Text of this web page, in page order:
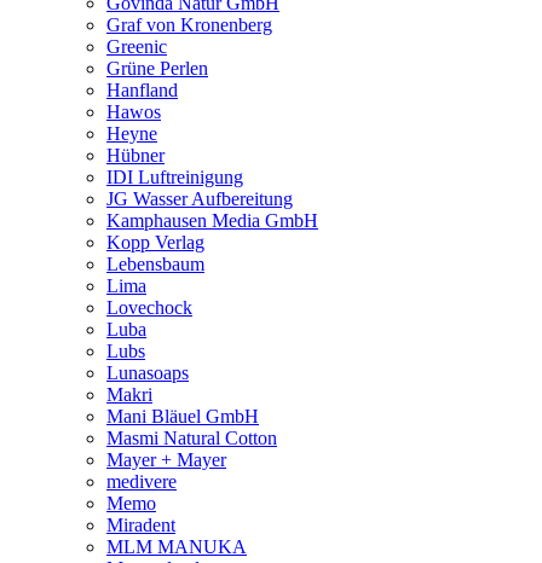
Graf von Kronenberg
Greenic
Grüne Perlen
Hanfland
Hawos
Heyne
Hübner
IDI Luftreinigung
JG Wasser Aufbereitung
Kamphausen Media GmbH
Kopp Verlag
Lebensbaum
Lima
Lovechock
Luba
Lubs
Lunasoaps
Makri
Mani Bläuel GmbH
Masmi Natural Cotton
Mayer + Mayer
medivere
Memo
Miradent
MLM MANUKA